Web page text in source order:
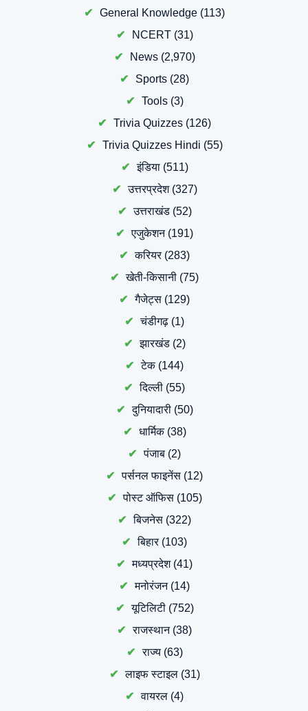
General Knowledge (113)
NCERT(31)
News(2,970)
Sports (28)
Tools(3)
Trivia Quizzes (126)
Trivia Quizzes Hindi (55)
इंडिया(511)
उत्तरप्रदेश(327)
उत्तराखंड(52)
एजुकेशन(191)
करियर(283)
खेती-किसानी (75)
गैजेट्स (129)
चंडीगढ़ (1)
झारखंड(2)
टेक(144)
दिल्ली (55)
दुनियादारी(50)
धार्मिक(38)
पंजाब (2)
पर्सनल फाइनेंस (12)
पोस्ट ऑफिस(105)
बिजनेस (322)
बिहार(103)
मध्यप्रदेश(41)
मनोरंजन(14)
यूटिलिटी(752)
राजस्थान(38)
राज्य(63)
लाइफ स्टाइल(31)
वायरल (4)